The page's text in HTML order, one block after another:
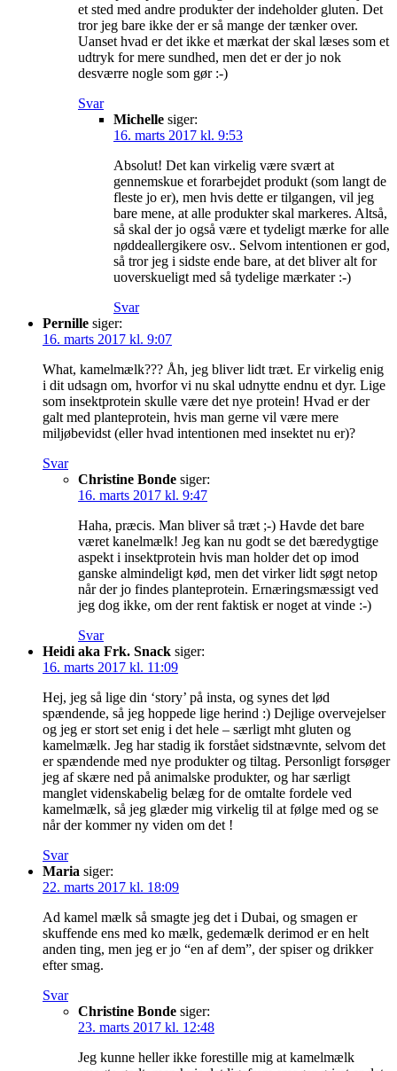
et sted med andre produkter der indeholder gluten. Det
tror jeg bare ikke der er så mange der tænker over.
Uanset hvad er det ikke et mærkat der skal læses som et
udtryk for mere sundhed, men det er der jo nok
desværre nogle som gør :-)
Svar
Michelle siger:
16. marts 2017 kl. 9:53
Absolut! Det kan virkelig være svært at
gennemskue et forarbejdet produkt (som langt de
fleste jo er), men hvis dette er tilgangen, vil jeg
bare mene, at alle produkter skal markeres. Altså,
så skal der jo også være et tydeligt mærke for alle
nøddeallergikere osv.. Selvom intentionen er god,
så tror jeg i sidste ende bare, at det bliver alt for
uoverskueligt med så tydelige mærkater :-)
Svar
Pernille siger:
16. marts 2017 kl. 9:07
What, kamelmælk??? Åh, jeg bliver lidt træt. Er virkelig enig
i dit udsagn om, hvorfor vi nu skal udnytte endnu et dyr. Lige
som insektprotein skulle være det nye protein! Hvad er der
galt med planteprotein, hvis man gerne vil være mere
miljøbevidst (eller hvad intentionen med insektet nu er)?
Svar
Christine Bonde siger:
16. marts 2017 kl. 9:47
Haha, præcis. Man bliver så træt ;-) Havde det bare
været kanelmælk! Jeg kan nu godt se det bæredygtige
aspekt i insektprotein hvis man holder det op imod
ganske almindeligt kød, men det virker lidt søgt netop
når der jo findes planteprotein. Ernæringsmæssigt ved
jeg dog ikke, om der rent faktisk er noget at vinde :-)
Svar
Heidi aka Frk. Snack siger:
16. marts 2017 kl. 11:09
Hej, jeg så lige din ‘story’ på insta, og synes det lød
spændende, så jeg hoppede lige herind :) Dejlige overvejelser
og jeg er stort set enig i det hele – særligt mht gluten og
kamelmælk. Jeg har stadig ik forstået sidstnævnte, selvom det
er spændende med nye produkter og tiltag. Personligt forsøger
jeg af skære ned på animalske produkter, og har særligt
manglet videnskabelig belæg for de omtalte fordele ved
kamelmælk, så jeg glæder mig virkelig til at følge med og se
når der kommer ny viden om det !
Svar
Maria siger:
22. marts 2017 kl. 18:09
Ad kamel mælk så smagte jeg det i Dubai, og smagen er
skuffende ens med ko mælk, gedemælk derimod er en helt
anden ting, men jeg er jo “en af dem”, der spiser og drikker
efter smag.
Svar
Christine Bonde siger:
23. marts 2017 kl. 12:48
Jeg kunne heller ikke forestille mig at kamelmælk